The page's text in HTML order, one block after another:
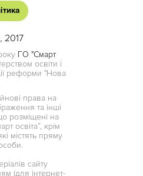
2017
ГО "Смарт
освіти і
реформи "Нова
права на
та інші
розміщені на
освіта”, крім
містять пряму
сайту
(для інтернет-